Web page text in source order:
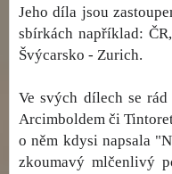
Jeho díla jsou
sbírkách například:
Švýcarsko - Zurich.
Ve svých dílech se
Arcimboldem či
o něm kdysi napsala
zkoumavý mlčenlivý